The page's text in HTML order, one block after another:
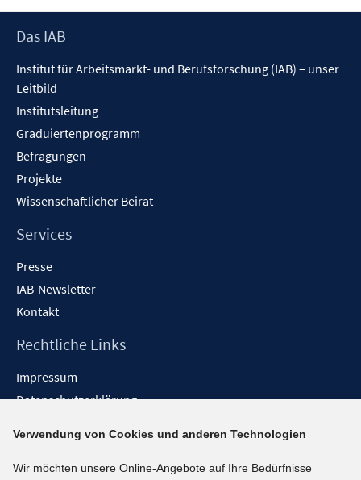
Footer
Das IAB
Institut für Arbeitsmarkt- und Berufsforschung (IAB) – unser
Leitbild
Institutsleitung
Graduiertenprogramm
Befragungen
Projekte
Wissenschaftlicher Beirat
Services
Presse
IAB-Newsletter
Kontakt
Rechtliche Links
Impressum
Datenschutzerklärung
Barrieren melden
Verwendung von Cookies und anderen Technologien
Wir möchten unsere Online-Angebote auf Ihre Bedürfnisse